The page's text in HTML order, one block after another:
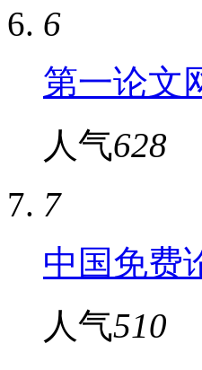
6
第一论文
人气628
7
中国免费
人气510